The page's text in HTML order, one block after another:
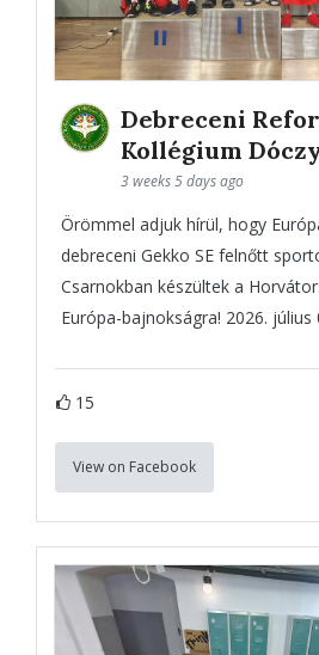
Debreceni
Kollégium
3 weeks 5 days ago
Örömmel adjuk hírül, hogy
debreceni Gekko SE felnőtt
Csarnokban készültek a
Európa-bajnokságra! 2026. július
15
View on Facebook